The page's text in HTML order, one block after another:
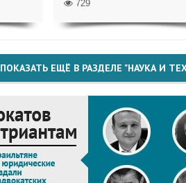
729
ПОКАЗАТЬ ЕЩЁ В РАЗДЕЛЕ "НАУКА И